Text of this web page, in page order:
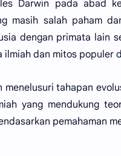
Darwin pada abad
masih salah paham
dengan primata lain
dan mitos populer
tahapan
yang mendukung
pemahaman